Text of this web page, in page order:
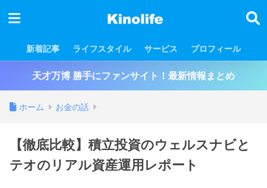
新着記事 ライフスタイル サービス プロフィール
天才万博 勝手にファンサイト！最新情報まとめ
ホーム お金の話
【徹底比較】積立投資のウェルスナビと
テオのリアル資産運用レポート